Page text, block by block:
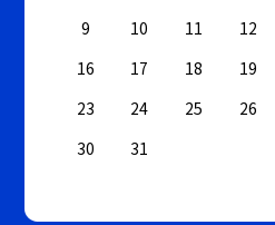
9
10 11 12
16
17 18 19
23
24 25 26
30
31